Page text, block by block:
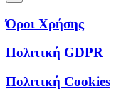
Όροι Χρήσης
Πολιτική GDPR
Πολιτική Cookies